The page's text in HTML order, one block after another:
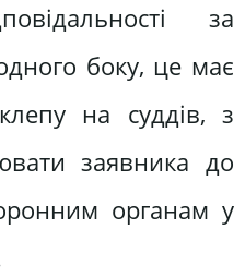
за
боку, це має
на суддів, з
заявника до
органам у